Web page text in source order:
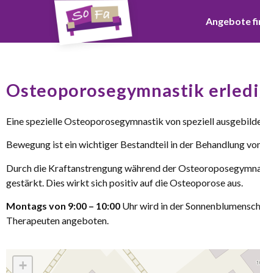
Angebote
Osteoporosegymnastik
Eine spezielle Osteoporosegymnastik von speziell
Bewegung ist ein wichtiger Bestandteil in der Behandlung
Durch die Kraftanstrengung während der
gestärkt. Dies wirkt sich positiv auf die Osteoporose aus.
Montags von 9:00 – 10:00 Uhr wird in der
Therapeuten angeboten.
+